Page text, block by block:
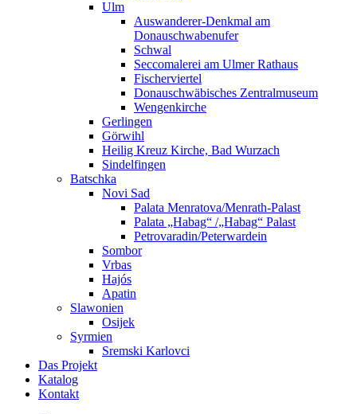
Ulm
Auswanderer-Denkmal am
Donauschwabenufer
Schwal
Seccomalerei am Ulmer Rathaus
Fischerviertel
Donauschwäbisches Zentralmuseum
Wengenkirche
Gerlingen
Görwihl
Heilig Kreuz Kirche, Bad Wurzach
Sindelfingen
Batschka
Novi Sad
Palata Menratova/Menrath-Palast
Palata „Habag“ /„Habag“ Palast
Petrovaradin/Peterwardein
Sombor
Vrbas
Hajós
Apatin
Slawonien
Osijek
Syrmien
Sremski Karlovci
Das Projekt
Katalog
Kontakt